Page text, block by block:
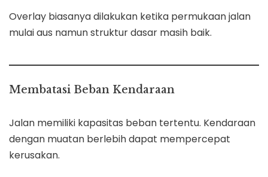
Overlay biasanya dilakukan ketika permukaan jalan
mulai aus namun struktur dasar masih baik.
Membatasi Beban Kendaraan
Jalan memiliki kapasitas beban tertentu. Kendaraan
dengan muatan berlebih dapat mempercepat
kerusakan.